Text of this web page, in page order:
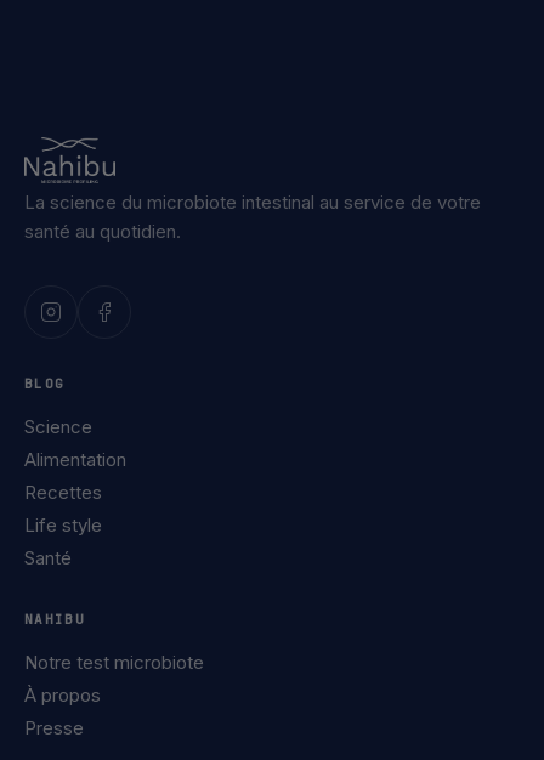
La science du microbiote intestinal au service de votre
santé au quotidien.
BLOG
Science
Alimentation
Recettes
Life style
Santé
NAHIBU
Notre test microbiote
À propos
Presse